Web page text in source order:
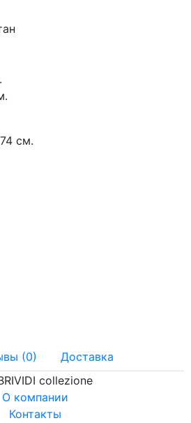
см.
(0)
Доставка
collezione
О компании
Контакты